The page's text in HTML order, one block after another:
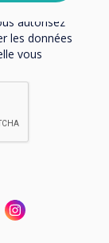
de
autorisez
les données
vous